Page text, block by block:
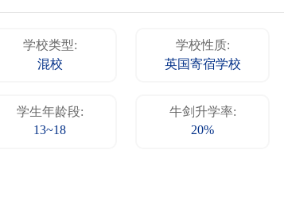
学校类型:
混校
学校性质:
英国寄宿学校
学生年龄段:
13~18
牛剑升学率:
20%